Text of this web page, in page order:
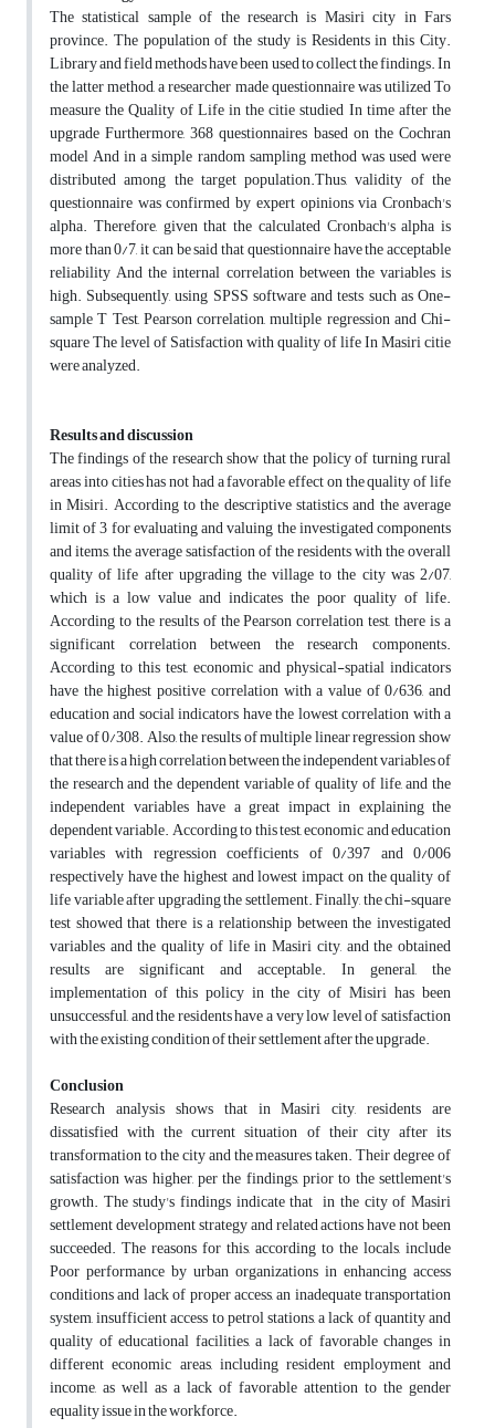
The statistical sample of the research is Masiri city in Fars
province. The population of the study is Residents in this City.
Library and field methods have been used to collect the findings. In
the latter method, a researcher made questionnaire was utilized To
measure the Quality of Life in the citie studied In time after the
upgrade Furthermore, 368 questionnaires based on the Cochran
model And in a simple random sampling method was used were
distributed among the target population.Thus, validity of the
questionnaire was confirmed by expert opinions via Cronbach's
alpha. Therefore, given that the calculated Cronbach's alpha is
more than 0/7, it can be said that questionnaire have the acceptable
reliability And the internal correlation between the variables is
high. Subsequently, using SPSS software and tests such as One-
sample T Test, Pearson correlation, multiple regression and Chi-
square The level of Satisfaction with quality of life In Masiri citie
were analyzed.
Results and discussion
The findings of the research show that the policy of turning rural
areas into cities has not had a favorable effect on the quality of life
in Misiri. According to the descriptive statistics and the average
limit of 3 for evaluating and valuing the investigated components
and items, the average satisfaction of the residents with the overall
quality of life after upgrading the village to the city was 2/07,
which is a low value and indicates the poor quality of life.
According to the results of the Pearson correlation test, there is a
significant correlation between the research components.
According to this test, economic and physical-spatial indicators
have the highest positive correlation with a value of 0/636, and
education and social indicators have the lowest correlation with a
value of 0/308. Also, the results of multiple linear regression show
that there is a high correlation between the independent variables of
the research and the dependent variable of quality of life, and the
independent variables have a great impact in explaining the
dependent variable. According to this test, economic and education
variables with regression coefficients of 0/397 and 0/006
respectively have the highest and lowest impact on the quality of
life variable after upgrading the settlement. Finally, the chi-square
test showed that there is a relationship between the investigated
variables and the quality of life in Masiri city, and the obtained
results are significant and acceptable. In general, the
implementation of this policy in the city of Misiri has been
unsuccessful, and the residents have a very low level of satisfaction
with the existing condition of their settlement after the upgrade.
Conclusion
Research analysis shows that in Masiri city, residents are
dissatisfied with the current situation of their city after its
transformation to the city and the measures taken. Their degree of
satisfaction was higher, per the findings, prior to the settlement's
growth. The study's findings indicate that in the city of Masiri
settlement development strategy and related actions have not been
succeeded. The reasons for this, according to the locals, include
Poor performance by urban organizations in enhancing access
conditions and lack of proper access, an inadequate transportation
system, insufficient access to petrol stations, a lack of quantity and
quality of educational facilities, a lack of favorable changes in
different economic areas, including resident employment and
income, as well as a lack of favorable attention to the gender
equality issue in the workforce.